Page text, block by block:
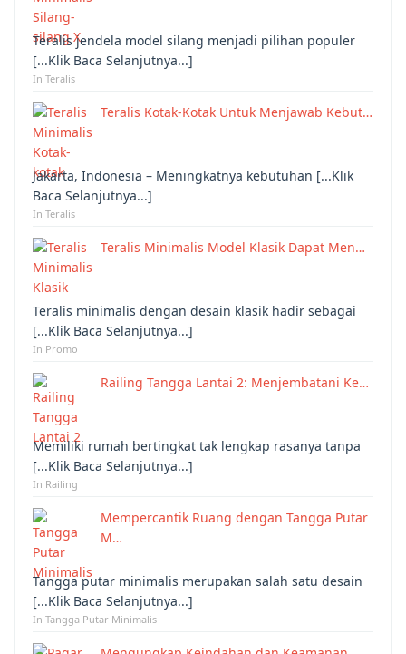
Teralis jendela model silang menjadi pilihan populer
[...Klik Baca Selanjutnya...]
In Teralis
Teralis Kotak-Kotak Untuk Menjawab Kebut…
Jakarta, Indonesia – Meningkatnya kebutuhan [...Klik
Baca Selanjutnya...]
In Teralis
Teralis Minimalis Model Klasik Dapat Men…
Teralis minimalis dengan desain klasik hadir sebagai
[...Klik Baca Selanjutnya...]
In Promo
Railing Tangga Lantai 2: Menjembatani Ke…
Memiliki rumah bertingkat tak lengkap rasanya tanpa
[...Klik Baca Selanjutnya...]
In Railing
Mempercantik Ruang dengan Tangga Putar
M…
Tangga putar minimalis merupakan salah satu desain
[...Klik Baca Selanjutnya...]
In Tangga Putar Minimalis